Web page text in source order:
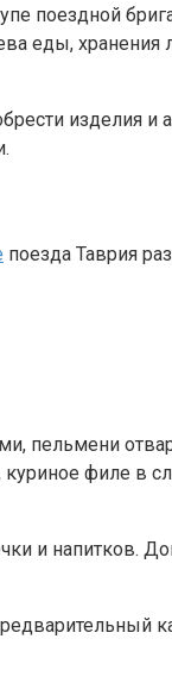
поездной
еды, хранения
изделия и
поезда Таврия
пельмени
филе в
и напитков.